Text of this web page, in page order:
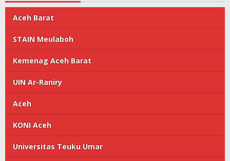
Aceh Barat
STAIN Meulaboh
Kemenag Aceh Barat
UIN Ar-Raniry
Aceh
KONI Aceh
Universitas Teuku Umar